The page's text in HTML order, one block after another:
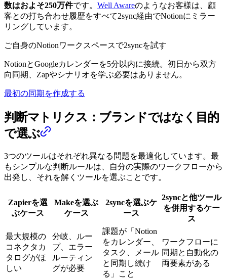
数はおよそ250万件です。 Well Awareのようなお客様は、顧
客との打ち合わせ履歴をすべて2sync経由でNotionにミラー
リングしています。
ご自身のNotionワークスペースで2syncを試す
NotionとGoogleカレンダーを5分以内に接続。初日から双方
向同期、Zapやシナリオを学ぶ必要はありません。
最初の同期を作成する
判断マトリクス：ブランドではなく目的
で選ぶ
3つのツールはそれぞれ異なる問題を最適化しています。最
もシンプルな判断ルールは、自分の実際のワークフローから
出発し、それを解くツールを選ぶことです。
Zapierを選
ぶケース
Makeを選ぶ
ケース
2syncを選ぶケ
ース
2syncと他ツール
を併用するケー
ス
最大規模の
コネクタカ
タログがほ
しい
分岐、ルー
プ、エラー
ルーティン
グが必要
課題が「Notion
をカレンダー、
タスク、メール
と同期し続け
る」こと
ワークフローに
同期と自動化の
両要素がある